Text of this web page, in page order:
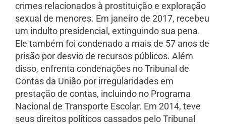
crimes relacionados à prostituição e exploração
sexual de menores. Em janeiro de 2017, recebeu
um indulto presidencial, extinguindo sua pena.
Ele também foi condenado a mais de 57 anos de
prisão por desvio de recursos públicos. Além
disso, enfrenta condenações no Tribunal de
Contas da União por irregularidades em
prestação de contas, incluindo no Programa
Nacional de Transporte Escolar. Em 2014, teve
seus direitos políticos cassados pelo Tribunal